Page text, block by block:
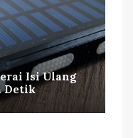
Isi Ulang
Detik